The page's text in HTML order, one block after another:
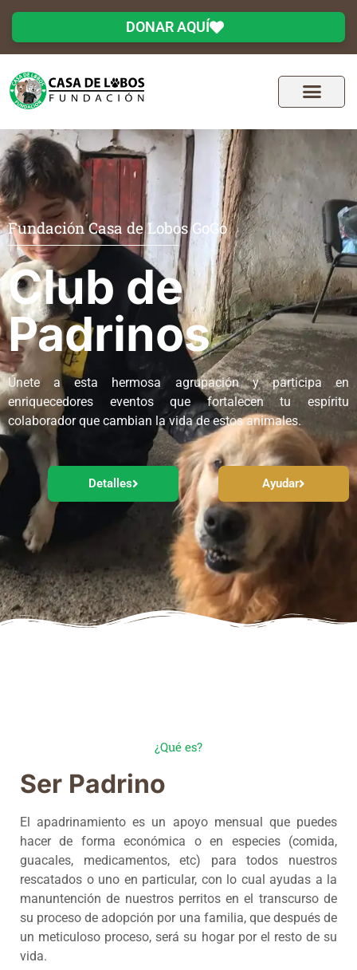
DONAR AQUÍ
Fundación Casa de Lobos GoGo
Club de
Padrinos
Únete a esta hermosa agrupación y participa en
enriquecedores eventos que fortalecen tu espíritu
colaborador que cambian la vida de estos animales.
Detalles Ayudar
¿Qué es?
Ser Padrino
El apadrinamiento es un apoyo mensual que puedes
hacer de forma económica o en especies (comida,
guacales, medicamentos, etc) para todos nuestros
rescatados o uno en particular, con lo cual ayudas a la
manuntención de nuestros perritos en el transcurso de
su proceso de adopción por una familia, que después de
un meticuloso proceso, será su hogar por el resto de su
vida.